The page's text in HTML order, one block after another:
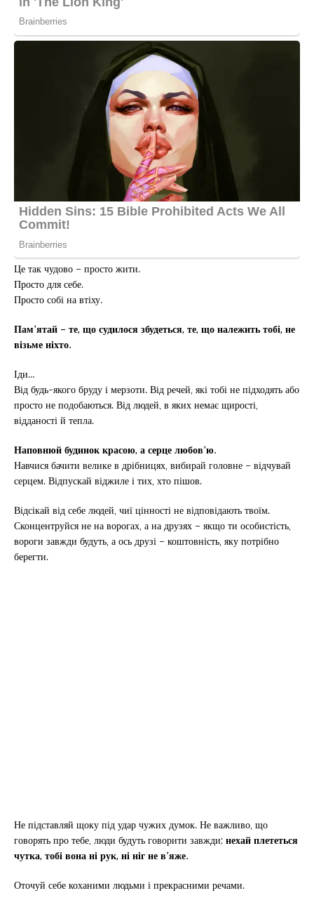
Це так чудово – просто жити.
Просто для себе.
Просто собі на втіху.
Пам’ятай – те, що судилося збудеться, те, що належить тобі, не
візьме ніхто.
Іди…
Від будь-якого бруду і мерзоти. Від речей, які тобі не підходять або
просто не подобаються. Від людей, в яких немає щирості,
відданості й тепла.
Наповнюй будинок красою, а серце любов’ю.
Навчися бачити велике в дрібницях, вибирай головне – відчувай
серцем. Відпускай віджиле і тих, хто пішов.
Відсікай від себе людей, чиї цінності не відповідають твоїм.
Сконцентруйся не на ворогах, а на друзях – якщо ти особистість,
вороги завжди будуть, а ось друзі – коштовність, яку потрібно
берегти.
Не підставляй щоку під удар чужих думок. Не важливо, що
говорять про тебе, люди будуть говорити завжди;нехай плететься
чутка, тобі вона ні рук, ні ніг не в’яже.
Оточуй себе коханими людьми і прекрасними речами.